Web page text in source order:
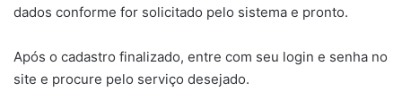
dados conforme for solicitado pelo sistema e pronto.
Após o cadastro finalizado, entre com seu login e senha no
site e procure pelo serviço desejado.